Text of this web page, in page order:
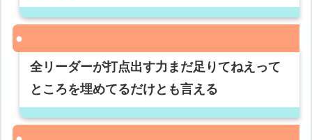
全リーダーが打点出す力まだ足りてねえって
ところを埋めてるだけとも言える